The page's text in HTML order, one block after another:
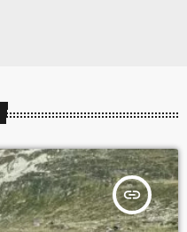
insert_link